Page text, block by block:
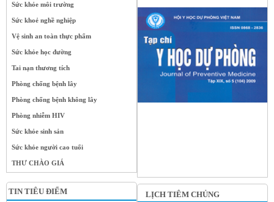
Sức khỏe môi trường
Sức khoẻ nghề nghiệp
Vệ sinh an toàn thực phẩm
Sức khỏe học đường
Tai nạn thương tích
Phòng chống bệnh lây
Phòng chống bệnh không lây
Phòng nhiễm HIV
Sức khỏe sinh sản
Sức khỏe người cao tuổi
THƯ CHÀO GIÁ
TIN TIÊU ĐIỂM LỊCH TIÊM CHỦNG